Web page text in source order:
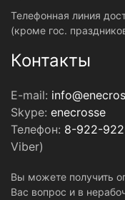
Телефонная линия
(кроме гос.
Контакты
E-mail:
Skype: enecrosse
Телефон: 8-922-
Viber)
Вы можете получить
Вас вопрос и в